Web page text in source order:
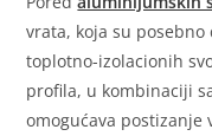
vrata, koja su
toplotno-izolacionih
profila, u kombinaciji
omogućava